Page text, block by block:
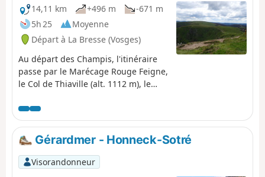
14,11 km
+496 m
-671 m
5h 25
Moyenne
Départ à La Bresse (Vosges)
Au départ des Champis, l'itinéraire
passe par le Marécage Rouge Feigne,
le Col de Thiaville (alt. 1112 m), le
Wormspel (alt. 1277 m) pour
redescendre vers le Lac de
Blanchemer.
Gérardmer - Honneck-Sotré
Visorandonneur